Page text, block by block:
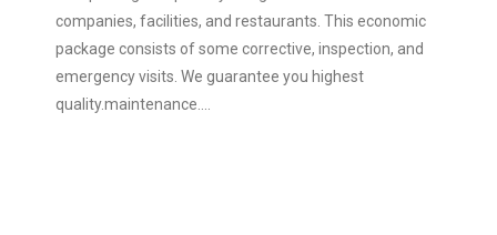
companies, facilities, and restaurants. This economic
package consists of some corrective, inspection, and
emergency visits. We guarantee you highest
quality.maintenance....